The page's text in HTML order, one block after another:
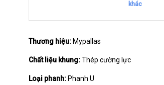
khác
Thương hiệu: Mypallas
Chất liệu khung:Thép cường lực
Loại phanh: Phanh U